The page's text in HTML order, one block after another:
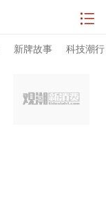
新牌故事 科技潮行